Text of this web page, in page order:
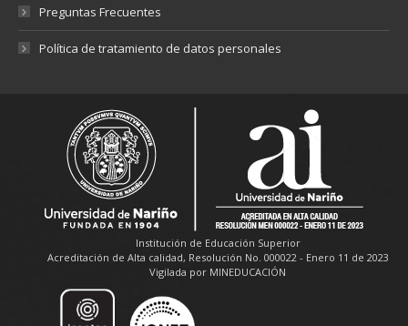
Preguntas Frecuentes
Política de tratamiento de datos personales
Institución de Educación Superior
Acreditación de Alta calidad, Resolución No. 000022 - Enero 11 de 2023
Vigilada por MINEDUCACIÓN